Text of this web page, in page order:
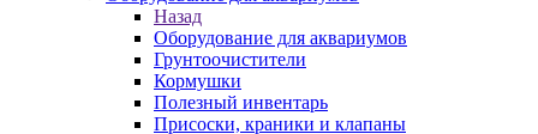
Назад
Оборудование для аквариумов
Грунтоочистители
Кормушки
Полезный инвентарь
Присоски, краники и клапаны